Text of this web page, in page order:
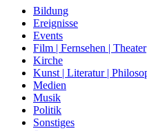
Bildung
Ereignisse
Events
Film | Fernsehen | Theater
Kirche
Kunst | Literatur |
Medien
Musik
Politik
Sonstiges